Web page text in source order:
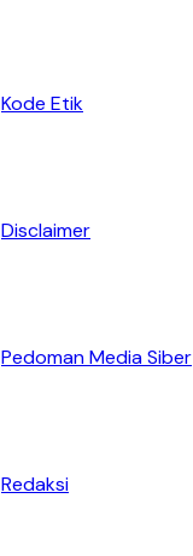
Kode Etik
Disclaimer
Pedoman Media Siber
Redaksi